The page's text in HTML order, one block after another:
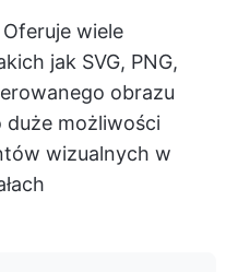
Oferuje wiele
jak SVG, PNG,
obrazu
możliwości
wizualnych w